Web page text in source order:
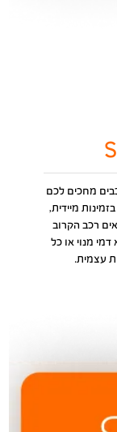
מחכים לכם
מיידית,
רכב הקרוב
מנוי או כל
עצמית.